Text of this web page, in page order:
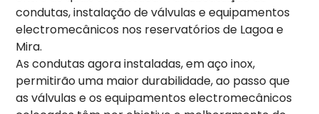
condutas, instalação de válvulas e equipamentos
electromecânicos nos reservatórios de Lagoa e
Mira.
As condutas agora instaladas, em aço inox,
permitirão uma maior durabilidade, ao passo que
as válvulas e os equipamentos electromecânicos